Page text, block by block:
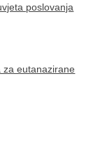
poslovanja
za eutanazirane